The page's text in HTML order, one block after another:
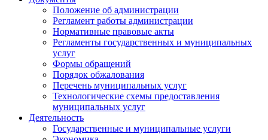
Положение об администрации
Регламент работы администрации
Нормативные правовые акты
Регламенты государственных и муниципальных
услуг
Формы обращений
Порядок обжалования
Перечень муниципальных услуг
Технологические схемы предоставления
муниципальных услуг
Деятельность
Государственные и муниципальные услуги